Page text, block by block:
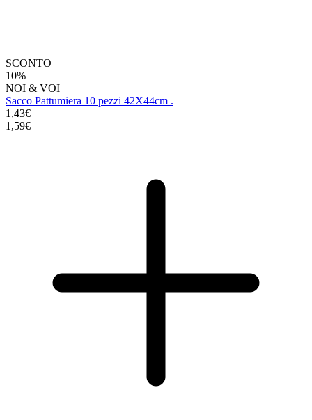
SCONTO
10%
NOI & VOI
Sacco Pattumiera 10 pezzi 42X44cm .
1,43€
1,59€